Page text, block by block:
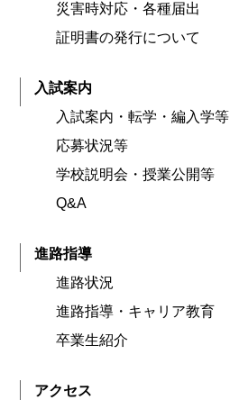
災害時対応・各種届出
証明書の発行について
入試案内
入試案内・転学・編入学等
応募状況等
学校説明会・授業公開等
Q&A
進路指導
進路状況
進路指導・キャリア教育
卒業生紹介
アクセス